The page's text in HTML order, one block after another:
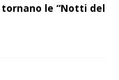
le “Notti del